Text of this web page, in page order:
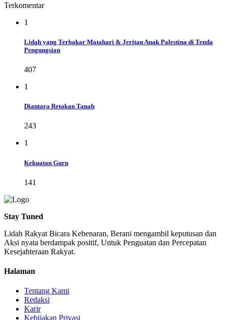
Terkomentar
1
Lidah yang Terbakar Matahari & Jeritan Anak Palestina di Tenda
Pengungsian
407
1
Diantara Retakan Tanah
243
1
Kekuatan Guru
141
Stay Tuned
Lidah Rakyat Bicara Kebenaran, Berani mengambil keputusan dan
Aksi nyata berdampak positif, Untuk Penguatan dan Percepatan
Kesejahteraan Rakyat.
Halaman
Tentang Kami
Redaksi
Karir
Kebijakan Privasi